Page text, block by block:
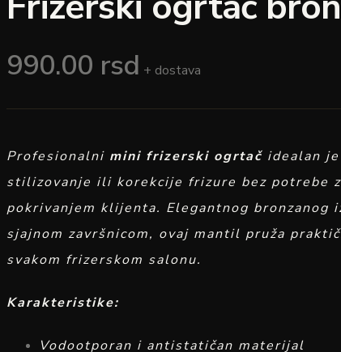
990.00 rsd + dostava
Profesionalni mini frizerski ogrtač idealan
stilizovanje ili korekcije frizure bez potrebe
pokrivanjem klijenta. Elegantnog bronzanog
sjajnom završnicom, ovaj mantil pruža
svakom frizerskom salonu.
Karakteristike:
Vodootporan i antistatičan materijal